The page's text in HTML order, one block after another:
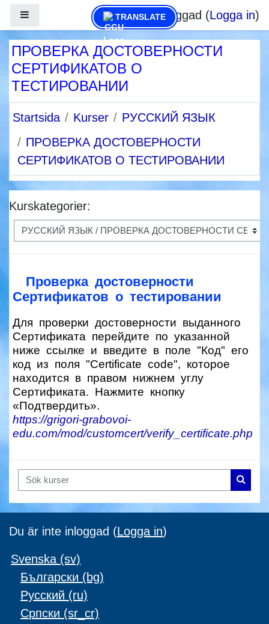
Gå direkt till huvudinnehållDu är inte inloggad (Logga in)
ПРОВЕРКА ДОСТОВЕРНОСТИ
СЕРТИФИКАТОВ О
ТЕСТИРОВАНИИ
Startsida Kurser
РУССКИЙ ЯЗЫК
ПРОВЕРКА ДОСТОВЕРНОСТИ
СЕРТИФИКАТОВ О ТЕСТИРОВАНИИ
Kurskategorier:
Проверка достоверности
Сертификатов о тестировании
Для проверки достоверности выданного
Сертификата перейдите по указанной
ниже ссылке и введите в поле "Код" его
код из поля "Certificate code", которое
находится в правом нижнем углу
Сертификата. Нажмите кнопку
«Подтвердить».
https://grigori-grabovoi-
edu.com/mod/customcert/verify_certificate.php
Sök kurser
Sök
Du är inte inloggad (Logga in)
Svenska ‎(sv)‎
Български ‎(bg)‎
Русский ‎(ru)‎
Српски ‎(sr_cr)‎
TRANSLATE